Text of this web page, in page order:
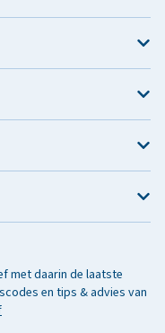
met daarin de laatste
en tips & advies van